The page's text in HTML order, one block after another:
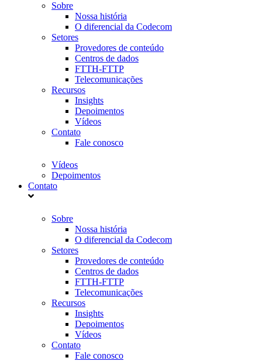
Sobre
Nossa história
O diferencial da Codecom
Setores
Provedores de conteúdo
Centros de dados
FTTH-FTTP
Telecomunicações
Recursos
Insights
Depoimentos
Vídeos
Contato
Fale conosco
Vídeos
Depoimentos
Contato
Sobre
Nossa história
O diferencial da Codecom
Setores
Provedores de conteúdo
Centros de dados
FTTH-FTTP
Telecomunicações
Recursos
Insights
Depoimentos
Vídeos
Contato
Fale conosco